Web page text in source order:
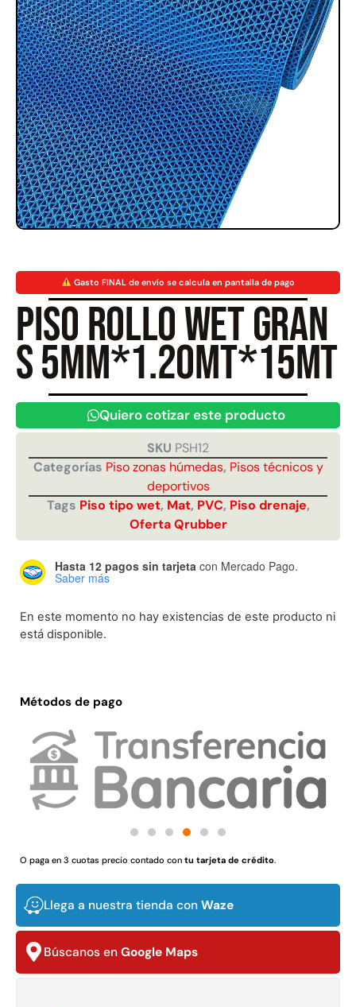
Gasto FINAL de envío se calcula en pantalla de pago
Piso rollo wet Gran
S 5mm*1.20mt*15mt
Quiero cotizar este producto
SKU PSH12
Categorías Piso zonas húmedas, Pisos técnicos y
deportivos
Tags Piso tipo wet, Mat, PVC, Piso drenaje,
Oferta Qrubber
Hasta 12 pagos sin tarjeta con Mercado Pago.
Saber más
En este momento no hay existencias de este producto ni
está disponible.
Métodos de pago
O paga en 3 cuotas precio contado con tu tarjeta de crédito.
Llega a nuestra tienda con Waze
Búscanos en Google Maps
Rampa Móvil Hidráulica
carga 10ton
$22.711.412
$11.790.000
Agregar al carrito
Juego Modular 35
QplayGround
$5.926.486
Leer más
Juego Modular 40
QplayGround
Juego Modular 25
QplayGround
$4.790.000
Agregar al carrito
Juego Modular 02
QplayGround
$4.507.990
Leer más
QplayGround
$4.415.700
Leer más